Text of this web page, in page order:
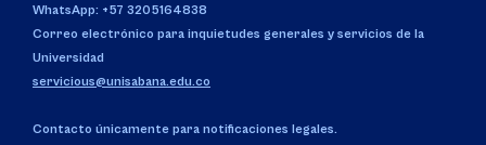
WhatsApp: +57 3205164838
Correo electrónico para inquietudes generales y servicios de la
Universidad
servicious@unisabana.edu.co
Contacto únicamente para notificaciones legales.